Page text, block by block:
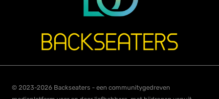
© 2023-2026 Backseaters - een communitygedreven